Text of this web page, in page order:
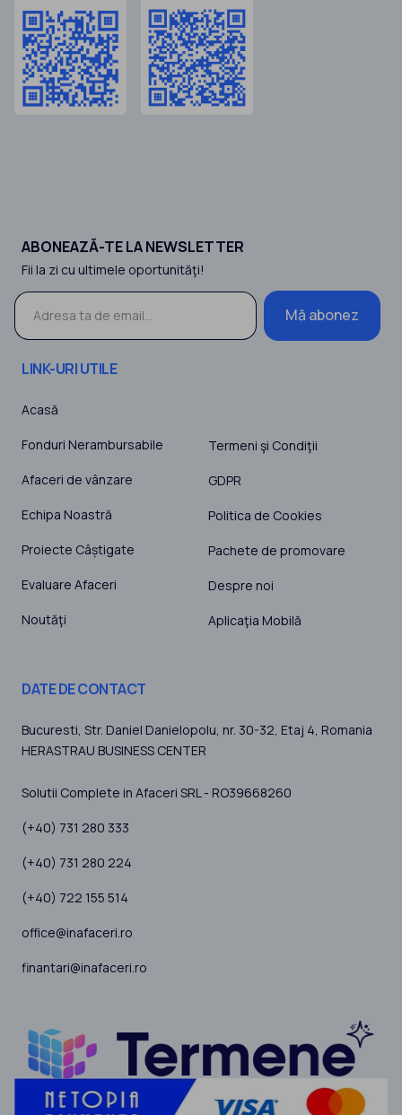
ABONEAZĂ-TE LA NEWSLETTER
Fii la zi cu ultimele oportunităţi!
Mă abonez
LINK-URI UTILE
Acasă
Fonduri Nerambursabile
Afaceri de vânzare
Echipa Noastră
Proiecte Câștigate
Evaluare Afaceri
Noutăţi
Termeni şi Condiţii
GDPR
Politica de Cookies
Pachete de promovare
Despre noi
Aplicaţia Mobilă
DATE DE CONTACT
Bucuresti, Str. Daniel Danielopolu, nr. 30-32, Etaj 4, Romania
HERASTRAU BUSINESS CENTER
Solutii Complete in Afaceri SRL - RO39668260
(+40) 731 280 333
(+40) 731 280 224
(+40) 722 155 514
office@inafaceri.ro
finantari@inafaceri.ro